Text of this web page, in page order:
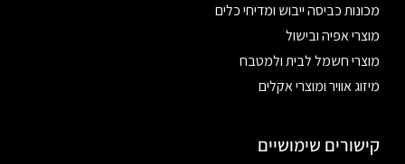
מכונות כביסה ייבוש ומדיחי כלים
מוצרי אפיה ובישול
מוצרי חשמל לבית ולמטבח
מיזוג אוויר ומוצרי אקלים
קישורים שימושיים